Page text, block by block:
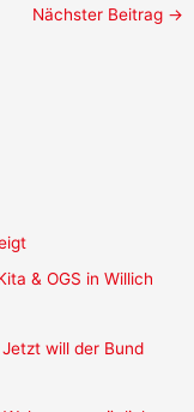
Nächster Beitrag →
& OGS in Willich
will der Bund